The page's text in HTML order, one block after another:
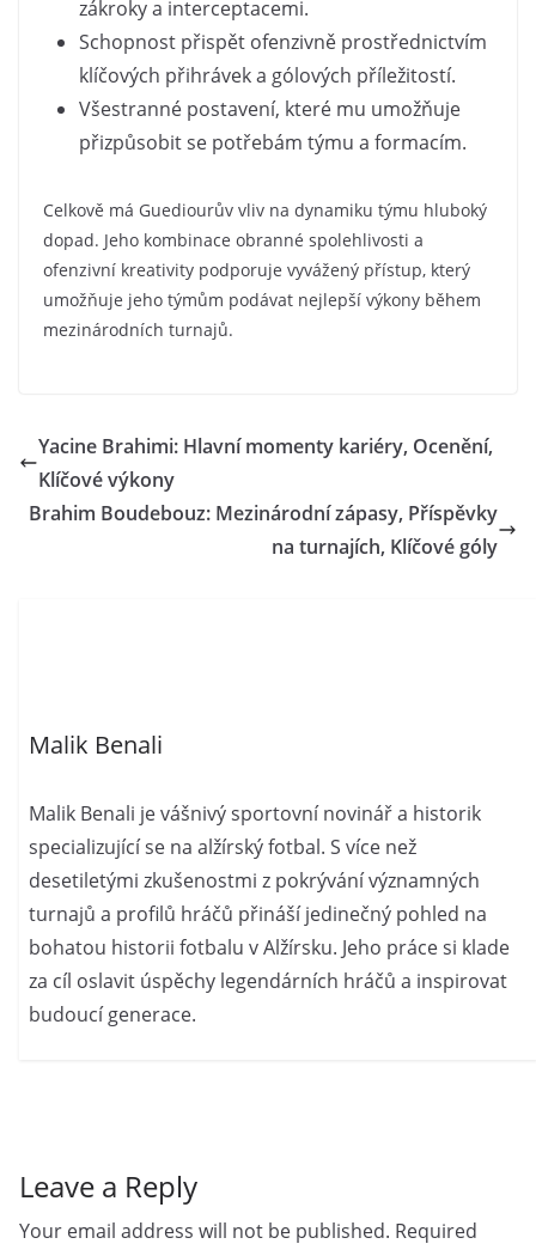
zákroky a interceptacemi.
Schopnost přispět ofenzivně prostřednictvím
klíčových přihrávek a gólových příležitostí.
Všestranné postavení, které mu umožňuje
přizpůsobit se potřebám týmu a formacím.
Celkově má Guediourův vliv na dynamiku týmu hluboký
dopad. Jeho kombinace obranné spolehlivosti a
ofenzivní kreativity podporuje vyvážený přístup, který
umožňuje jeho týmům podávat nejlepší výkony během
mezinárodních turnajů.
Yacine Brahimi: Hlavní momenty kariéry, Ocenění,
Klíčové výkony
Brahim Boudebouz: Mezinárodní zápasy, Příspěvky
na turnajích, Klíčové góly
Malik Benali
Malik Benali je vášnivý sportovní novinář a historik
specializující se na alžírský fotbal. S více než
desetiletými zkušenostmi z pokrývání významných
turnajů a profilů hráčů přináší jedinečný pohled na
bohatou historii fotbalu v Alžírsku. Jeho práce si klade
za cíl oslavit úspěchy legendárních hráčů a inspirovat
budoucí generace.
Leave a Reply
Your email address will not be published. Required